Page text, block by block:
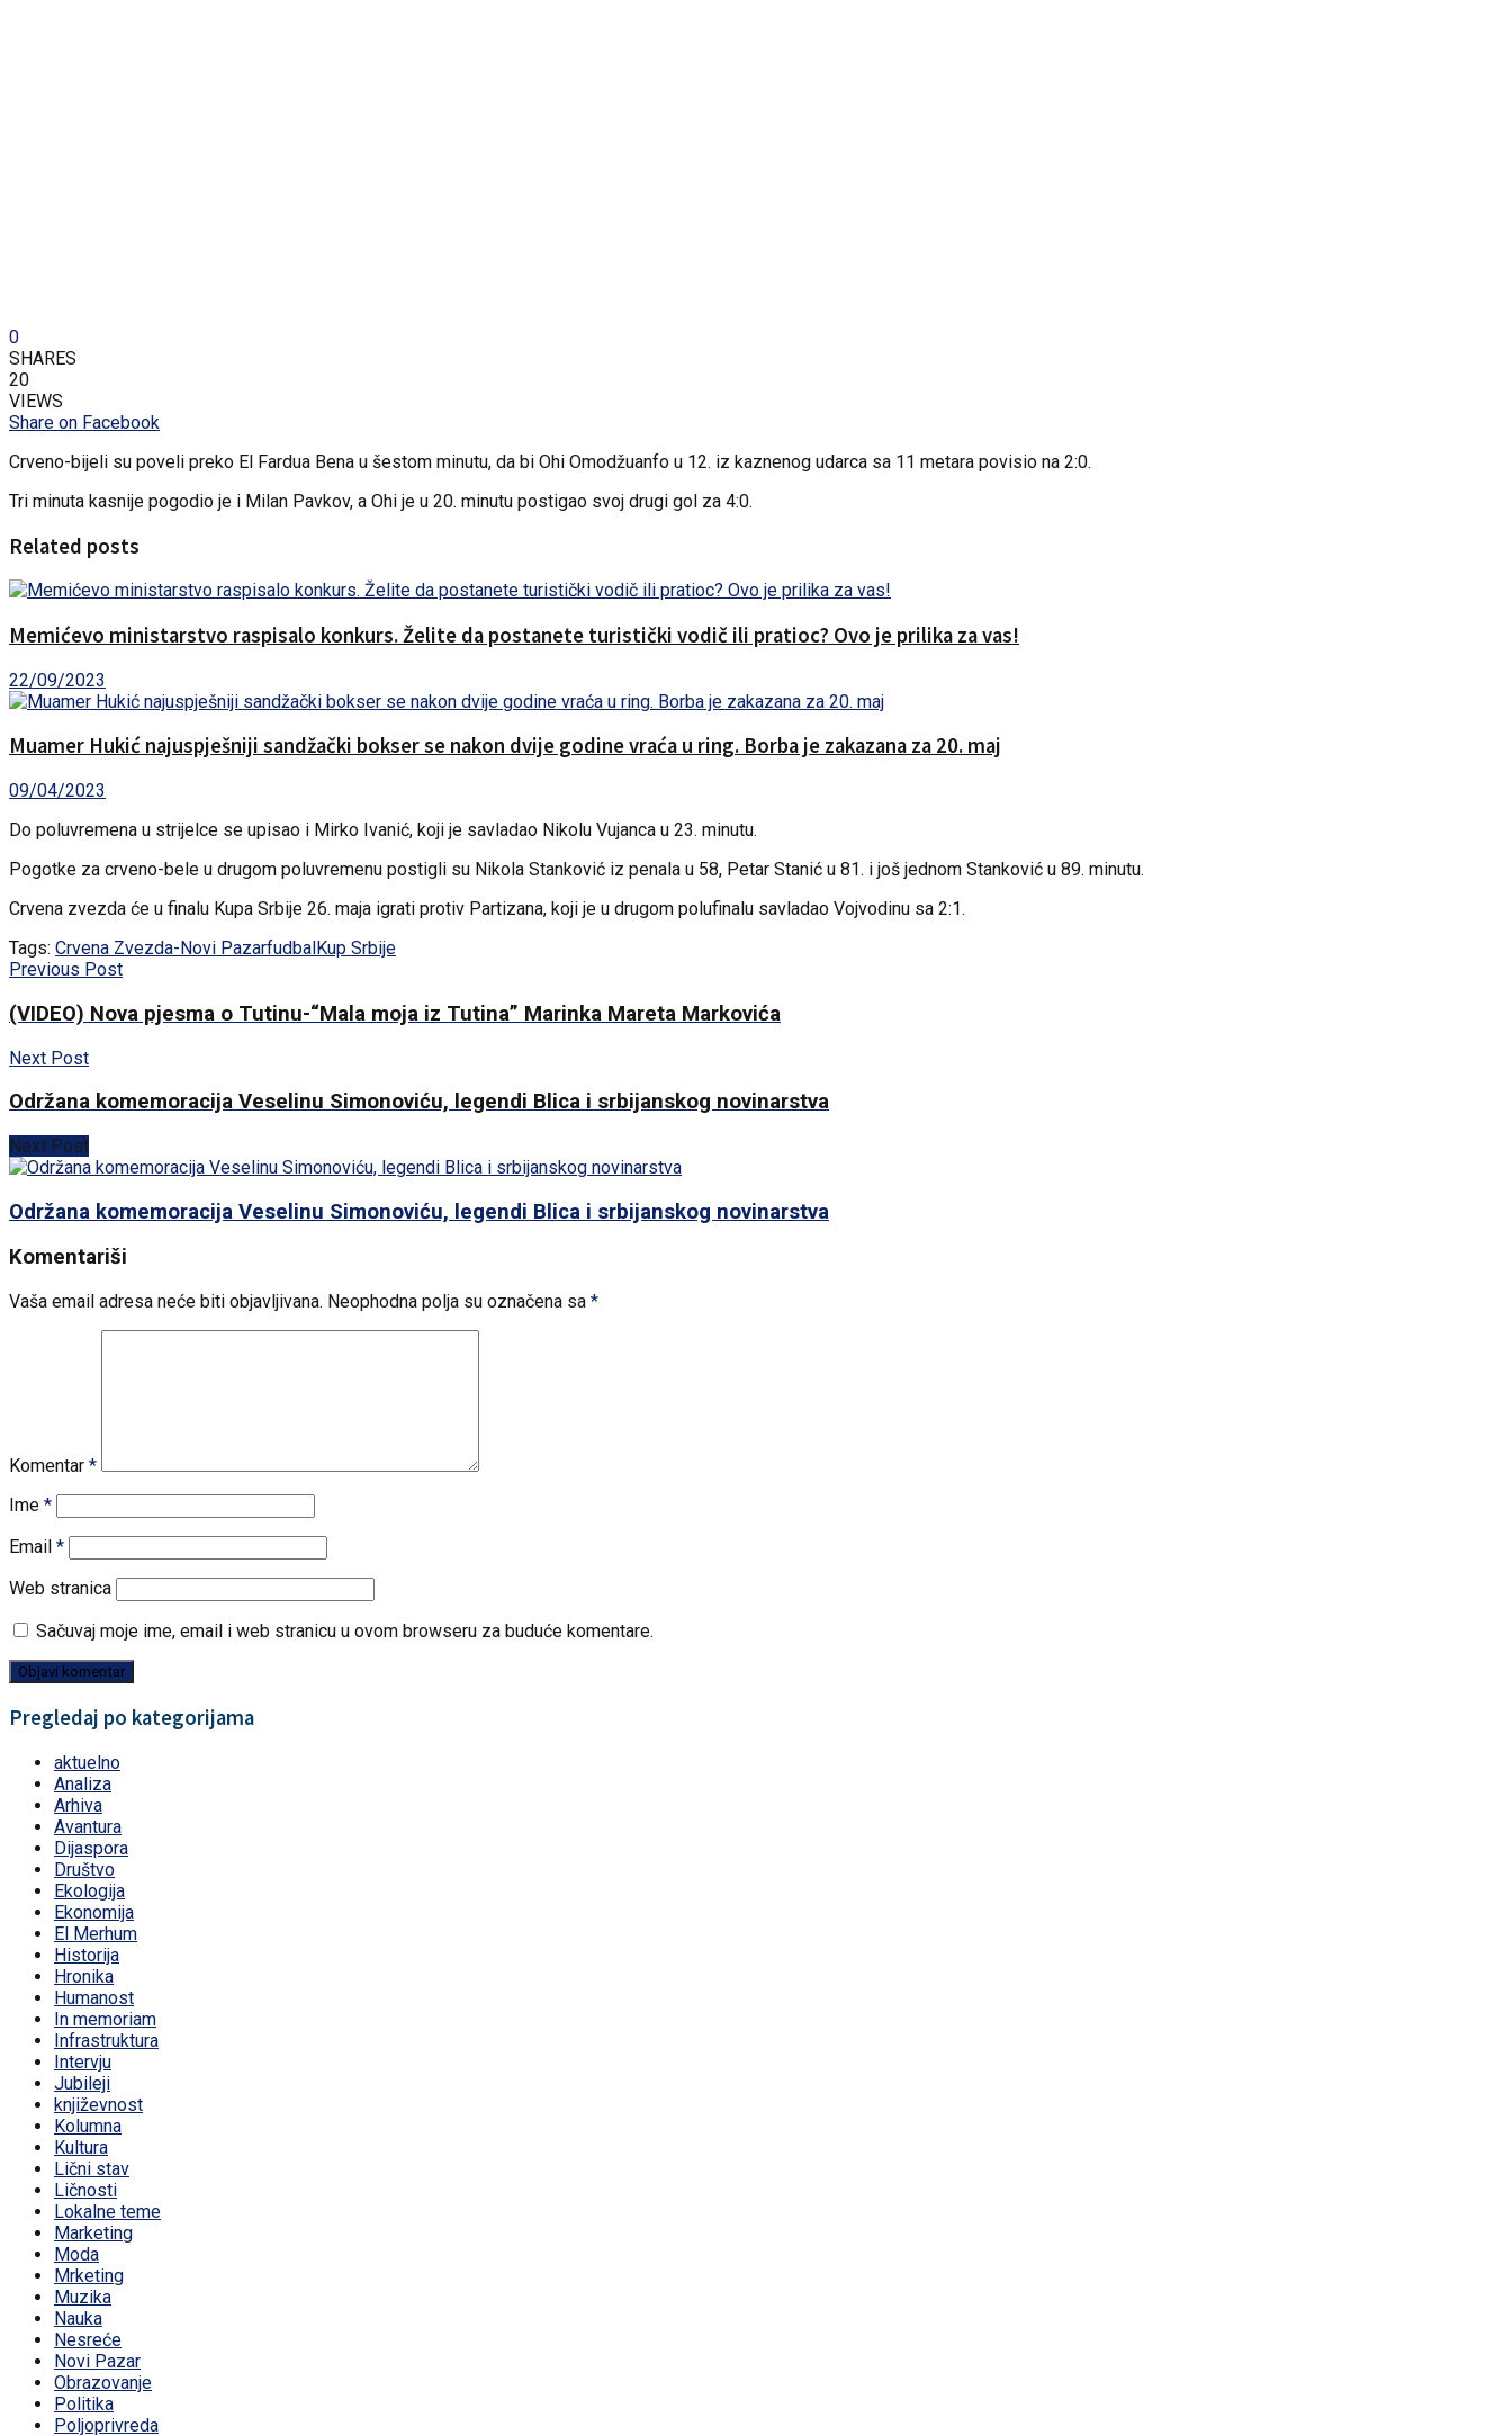
0
SHARES
20
VIEWS
Share on Facebook
Crveno-bijeli su poveli preko El Fardua Bena u šestom minutu, da bi Ohi Omodžuanfo u 12. iz kaznenog udarca sa 11 metara povisio na 2:0.
Tri minuta kasnije pogodio je i Milan Pavkov, a Ohi je u 20. minutu postigao svoj drugi gol za 4:0.
Related posts
Memićevo ministarstvo raspisalo konkurs. Želite da postanete turistički vodič ili pratioc? Ovo je prilika za vas!
22/09/2023
Muamer Hukić najuspješniji sandžački bokser se nakon dvije godine vraća u ring. Borba je zakazana za 20. maj
09/04/2023
Do poluvremena u strijelce se upisao i Mirko Ivanić, koji je savladao Nikolu Vujanca u 23. minutu.
Pogotke za crveno-bele u drugom poluvremenu postigli su Nikola Stanković iz penala u 58, Petar Stanić u 81. i još jednom Stanković u 89. minutu.
Crvena zvezda će u finalu Kupa Srbije 26. maja igrati protiv Partizana, koji je u drugom polufinalu savladao Vojvodinu sa 2:1.
Tags: Crvena Zvezda-Novi PazarfudbalKup Srbije
Previous Post
(VIDEO) Nova pjesma o Tutinu-“Mala moja iz Tutina” Marinka Mareta Markovića
Next Post
Održana komemoracija Veselinu Simonoviću, legendi Blica i srbijanskog novinarstva
Next Post
Održana komemoracija Veselinu Simonoviću, legendi Blica i srbijanskog novinarstva
Komentariši
Vaša email adresa neće biti objavljivana. Neophodna polja su označena sa *
Komentar *
Ime *
Email *
Web stranica
Sačuvaj moje ime, email i web stranicu u ovom browseru za buduće komentare.
Pregledaj po kategorijama
aktuelno
Analiza
Arhiva
Avantura
Dijaspora
Društvo
Ekologija
Ekonomija
El Merhum
Historija
Hronika
Humanost
In memoriam
Infrastruktura
Intervju
Jubileji
književnost
Kolumna
Kultura
Lični stav
Ličnosti
Lokalne teme
Marketing
Moda
Mrketing
Muzika
Nauka
Nesreće
Novi Pazar
Obrazovanje
Politika
Poljoprivreda